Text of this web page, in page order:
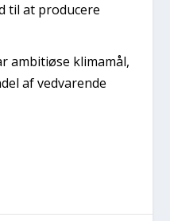
til at producere
ambitiøse klimamål,
af vedvarende